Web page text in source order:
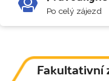
Po celý zájezd
Fakultativní